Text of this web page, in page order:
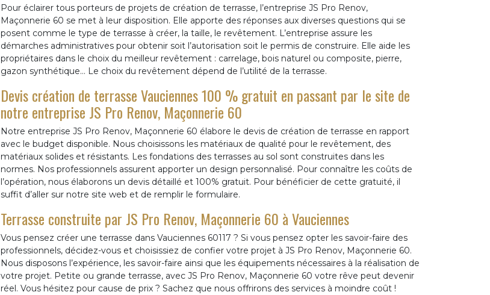
Pour éclairer tous porteurs de projets de création de terrasse, l’entreprise JS Pro Renov,
Maçonnerie 60 se met à leur disposition. Elle apporte des réponses aux diverses questions qui se
posent comme le type de terrasse à créer, la taille, le revêtement. L’entreprise assure les
démarches administratives pour obtenir soit l’autorisation soit le permis de construire. Elle aide les
propriétaires dans le choix du meilleur revêtement : carrelage, bois naturel ou composite, pierre,
gazon synthétique… Le choix du revêtement dépend de l’utilité de la terrasse.
Devis création de terrasse Vauciennes 100 % gratuit en passant par le site de
notre entreprise JS Pro Renov, Maçonnerie 60
Notre entreprise JS Pro Renov, Maçonnerie 60 élabore le devis de création de terrasse en rapport
avec le budget disponible. Nous choisissons les matériaux de qualité pour le revêtement, des
matériaux solides et résistants. Les fondations des terrasses au sol sont construites dans les
normes. Nos professionnels assurent apporter un design personnalisé. Pour connaître les coûts de
l’opération, nous élaborons un devis détaillé et 100% gratuit. Pour bénéficier de cette gratuité, il
suffit d’aller sur notre site web et de remplir le formulaire.
Terrasse construite par JS Pro Renov, Maçonnerie 60 à Vauciennes
Vous pensez créer une terrasse dans Vauciennes 60117 ? Si vous pensez opter les savoir-faire des
professionnels, décidez-vous et choisissiez de confier votre projet à JS Pro Renov, Maçonnerie 60.
Nous disposons l’expérience, les savoir-faire ainsi que les équipements nécessaires à la réalisation de
votre projet. Petite ou grande terrasse, avec JS Pro Renov, Maçonnerie 60 votre rêve peut devenir
réel. Vous hésitez pour cause de prix ? Sachez que nous offrirons des services à moindre coût !